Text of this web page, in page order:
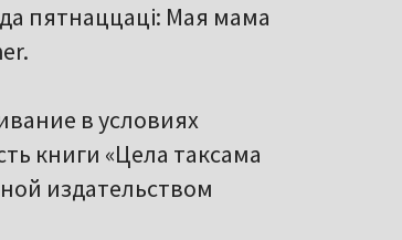
пятнаццаці: Мая мама
в условиях
книги «Цела таксама
издательством